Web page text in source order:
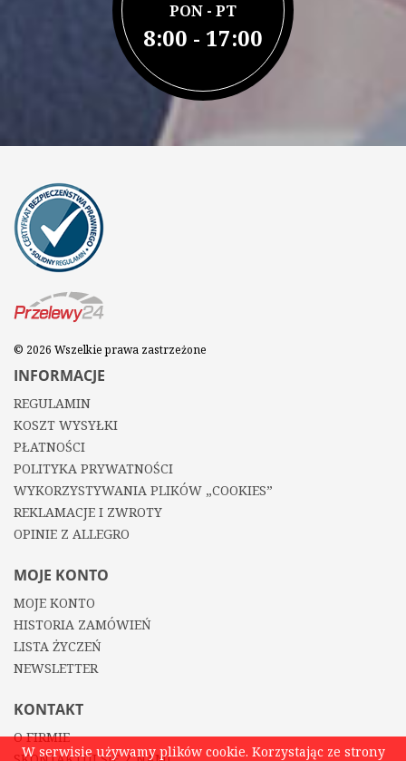
PON - PT
8:00 - 17:00
© 2026 Wszelkie prawa zastrzeżone
INFORMACJE
REGULAMIN
KOSZT WYSYŁKI
PŁATNOŚCI
POLITYKA PRYWATNOŚCI
WYKORZYSTYWANIA PLIKÓW „COOKIES”
REKLAMACJE I ZWROTY
OPINIE Z ALLEGRO
MOJE KONTO
MOJE KONTO
HISTORIA ZAMÓWIEŃ
LISTA ŻYCZEŃ
NEWSLETTER
KONTAKT
O FIRMIE
W serwisie używamy plików cookie. Korzystając ze strony